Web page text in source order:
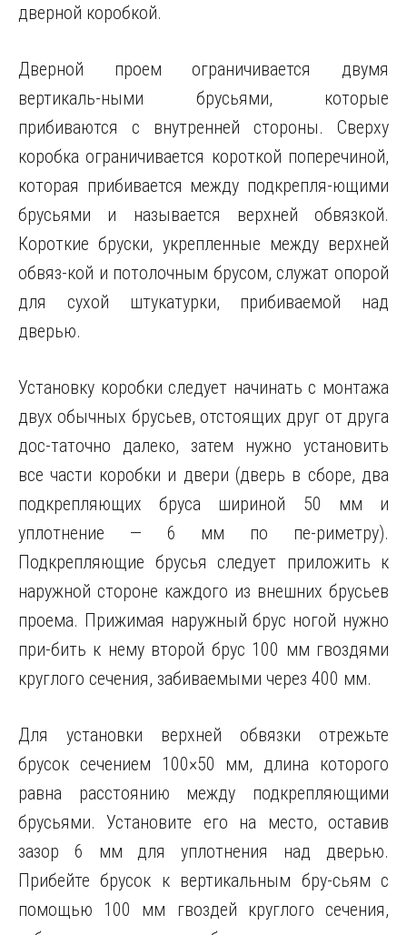
дверной коробкой.
Дверной проем ограничивается двумя
вертикаль-ными брусьями, которые
прибиваются с внутренней стороны. Сверху
коробка ограничивается короткой поперечиной,
которая прибивается между подкрепля-ющими
брусьями и называется верхней обвязкой.
Короткие бруски, укрепленные между верхней
обвяз-кой и потолочным брусом, служат опорой
для сухой штукатурки, прибиваемой над
дверью.
Установку коробки следует начинать с монтажа
двух обычных брусьев, отстоящих друг от друга
дос-таточно далеко, затем нужно установить
все части коробки и двери (дверь в сборе, два
подкрепляющих бруса шириной 50 мм и
уплотнение — 6 мм по пе-риметру).
Подкрепляющие брусья следует приложить к
наружной стороне каждого из внешних брусьев
проема. Прижимая наружный брус ногой нужно
при-бить к нему второй брус 100 мм гвоздями
круглого сечения, забиваемыми через 400 мм.
Для установки верхней обвязки отрежьте
брусок сечением 100×50 мм, длина которого
равна расстоянию между подкрепляющими
брусьями. Установите его на место, оставив
зазор 6 мм для уплотнения над дверью.
Прибейте брусок к вертикальным бру-сьям с
помощью 100 мм гвоздей круглого сечения,